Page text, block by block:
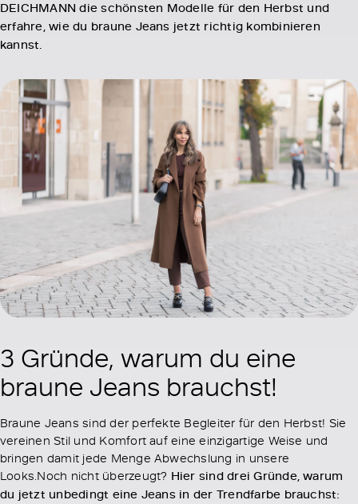
DEICHMANN die schönsten Modelle für den Herbst und
erfahre, wie du braune Jeans jetzt richtig kombinieren
kannst.
3 Gründe, warum du eine
braune Jeans brauchst!
Braune Jeans sind der perfekte Begleiter für den Herbst! Sie
vereinen Stil und Komfort auf eine einzigartige Weise und
bringen damit jede Menge Abwechslung in unsere
Looks.Noch nicht überzeugt? Hier sind drei Gründe, warum
du jetzt unbedingt eine Jeans in der Trendfarbe brauchst: